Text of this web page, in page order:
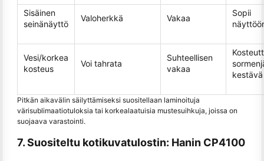
Sisäinen
seinänäyttö
Valoherkkä Vakaa
Sopii
Vesi/korkea
kosteus
Voi tahrata
Suhteellisen
vakaa
kestävä
Pitkän aikavälin säilyttämiseksi suositellaan laminoituja
värisublimaatiotuloksia tai korkealaatuisia mustesuihkuja, joissa on
suojaava varastointi.
7. Suositeltu kotikuvatulostin: Hanin CP4100